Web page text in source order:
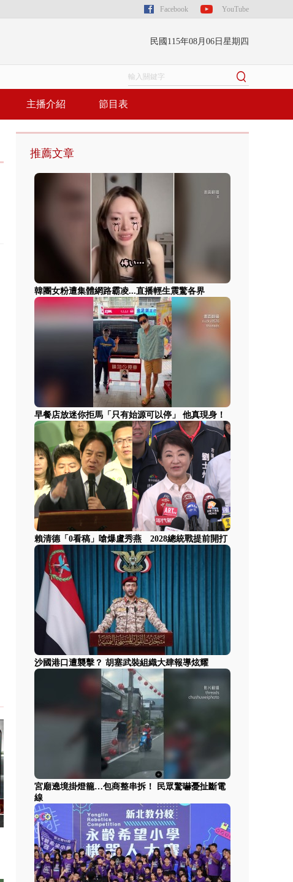
Facebook YouTube
民國115年08月06日星期四
主播介紹 節目表
推薦文章
韓團女粉遭集體網路霸凌...直播輕生震驚各界
早餐店放迷你拒馬「只有始源可以停」 他真現身！
賴清德「0看稿」嗆爆盧秀燕 2028總統戰提前開打
沙國港口遭襲擊？ 胡塞武裝組織大肆報導炫耀
宮廟遶境掛燈籠…包商整串拆！ 民眾驚嚇憂扯斷電
線